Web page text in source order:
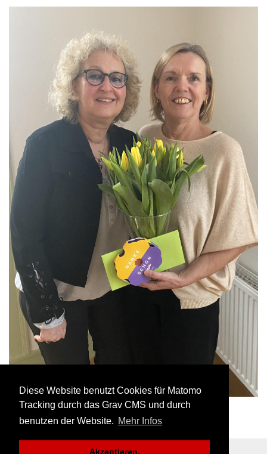
Diese Website benutzt Cookies für Matomo
Tracking durch das Grav CMS und durch
benutzen der Website. Mehr Infos
Akzeptieren.
Hauptversammlung 2024
100 Jahre SVJ